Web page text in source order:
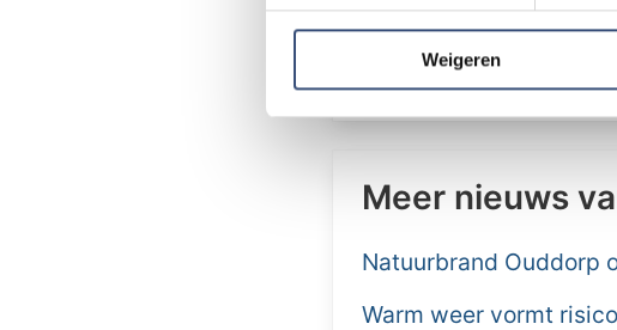
websiteverkeer te analyseren. Ook
media, adverteren en analyse. Deze
verstrekt of die ze hebben verzameld
Weigeren
Dorpstienden 4 in
gewenst moment
Meer nieuws
Natuurbrand Ouddorp
Warm weer vormt